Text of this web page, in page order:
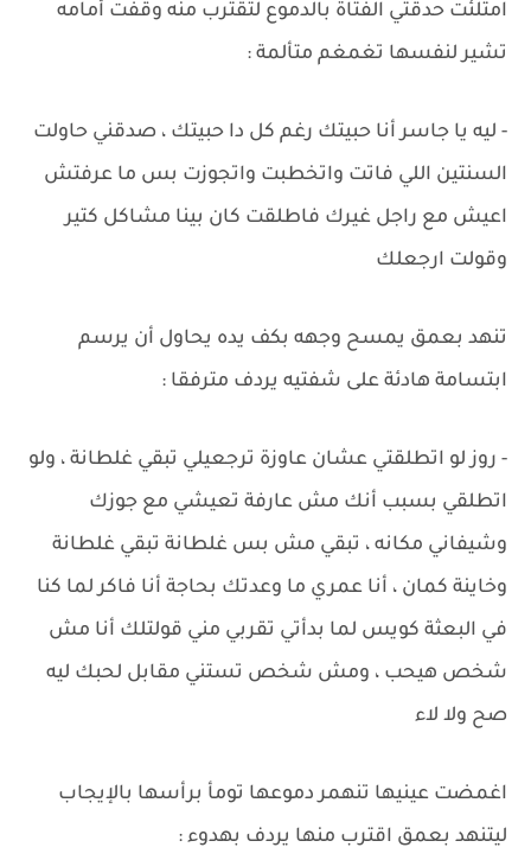
امتلئت حدقتي الفتاة بالدموع لتقترب منه وقفت أمامه
تشير لنفسها تغمغم متألمة :
- ليه يا جاسر أنا حبيتك رغم كل دا حبيتك ، صدقني حاولت
السنتين اللي فاتت واتخطبت واتجوزت بس ما عرفتش
اعيش مع راجل غيرك فاطلقت كان بينا مشاكل كتير
وقولت ارجعلك
تنهد بعمق يمسح وجهه بكف يده يحاول أن يرسم
ابتسامة هادئة على شفتيه يردف مترفقا :
- روز لو اتطلقتي عشان عاوزة ترجعيلي تبقي غلطانة ، ولو
اتطلقي بسبب أنك مش عارفة تعيشي مع جوزك
وشيفاني مكانه ، تبقي مش بس غلطانة تبقي غلطانة
وخاينة كمان ، أنا عمري ما وعدتك بحاجة أنا فاكر لما كنا
في البعثة كويس لما بدأتي تقربي مني قولتلك أنا مش
شخص هيحب ، ومش شخص تستني مقابل لحبك ليه
صح ولا لاء
اغمضت عينيها تنهمر دموعها تومأ برأسها بالإيجاب
ليتنهد بعمق اقترب منها يردف بهدوء :